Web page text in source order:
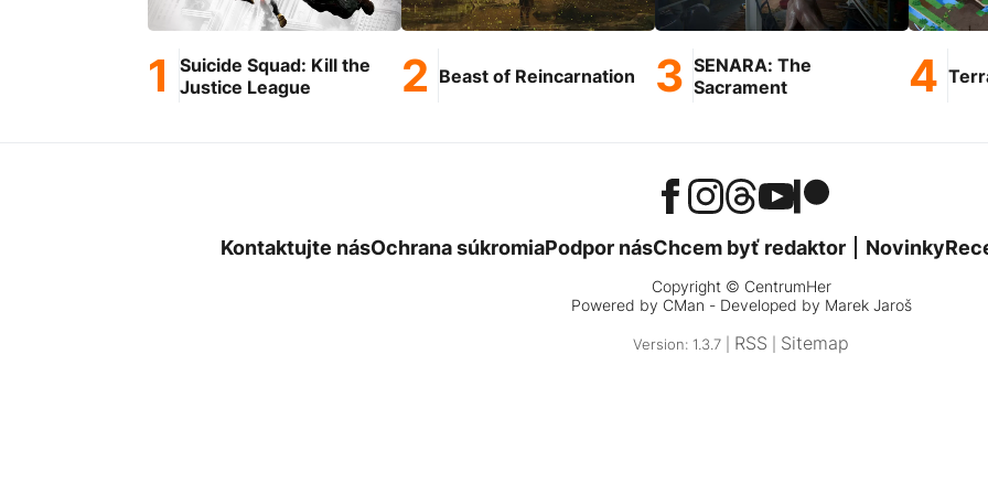
Suicide Squad: Kill the
Justice League
Beast of Reincarnation
SENARA: The
Sacrament
Kontaktujte násOchrana súkromiaPodpor násChcem byť redaktor Novinky
Copyright © CentrumHer
Powered by CMan - Developed by Marek Jaroš
Version: 1.3.7 | RSS Sitemap